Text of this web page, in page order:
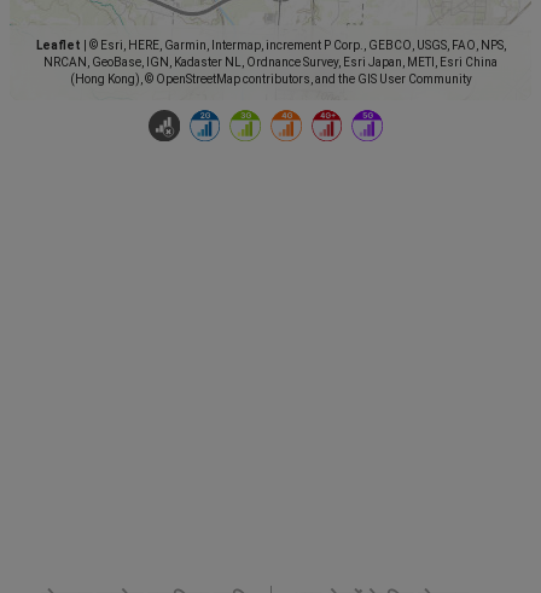
Leaflet
© Esri, HERE, Garmin, Intermap, increment P Corp., GEBCO, USGS, FAO, NPS,
NRCAN, GeoBase, IGN, Kadaster NL, Ordnance Survey, Esri Japan, METI, Esri China
(Hong Kong), © OpenStreetMap contributors, and the GIS User Community